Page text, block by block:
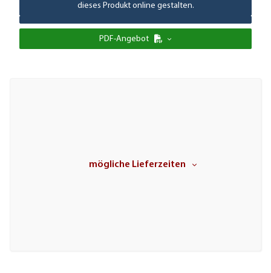
dieses Produkt online gestalten.
PDF-Angebot
mögliche Lieferzeiten